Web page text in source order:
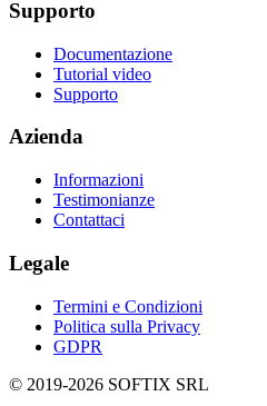
Supporto
Documentazione
Tutorial video
Supporto
Azienda
Informazioni
Testimonianze
Contattaci
Legale
Termini e Condizioni
Politica sulla Privacy
GDPR
© 2019-2026 SOFTIX SRL